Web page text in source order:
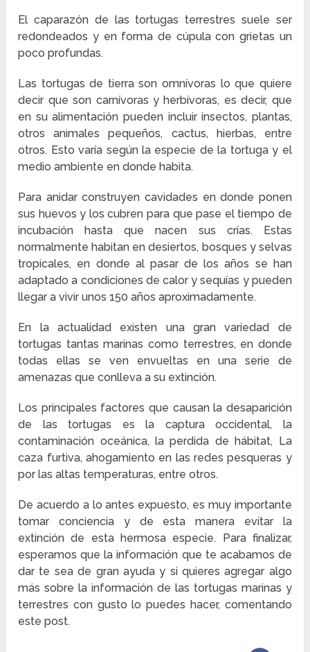
El caparazón de las tortugas terrestres suele ser
redondeados y en forma de cúpula con grietas un
poco profundas.
Las tortugas de tierra son omnívoras lo que quiere
decir que son carnívoras y herbívoras, es decir, que
en su alimentación pueden incluir insectos, plantas,
otros animales pequeños, cactus, hierbas, entre
otros. Esto varía según la especie de la tortuga y el
medio ambiente en donde habita.
Para anidar construyen cavidades en donde ponen
sus huevos y los cubren para que pase el tiempo de
incubación hasta que nacen sus crías. Estas
normalmente habitan en desiertos, bosques y selvas
tropicales, en donde al pasar de los años se han
adaptado a condiciones de calor y sequías y pueden
llegar a vivir unos 150 años aproximadamente.
En la actualidad existen una gran variedad de
tortugas tantas marinas como terrestres, en donde
todas ellas se ven envueltas en una serie de
amenazas que conlleva a su extinción.
Los principales factores que causan la desaparición
de las tortugas es la captura occidental, la
contaminación oceánica, la perdida de hábitat, La
caza furtiva, ahogamiento en las redes pesqueras y
por las altas temperaturas, entre otros.
De acuerdo a lo antes expuesto, es muy importante
tomar conciencia y de esta manera evitar la
extinción de esta hermosa especie. Para finalizar,
esperamos que la información que te acabamos de
dar te sea de gran ayuda y si quieres agregar algo
más sobre la información de las tortugas marinas y
terrestres con gusto lo puedes hacer, comentando
este post.